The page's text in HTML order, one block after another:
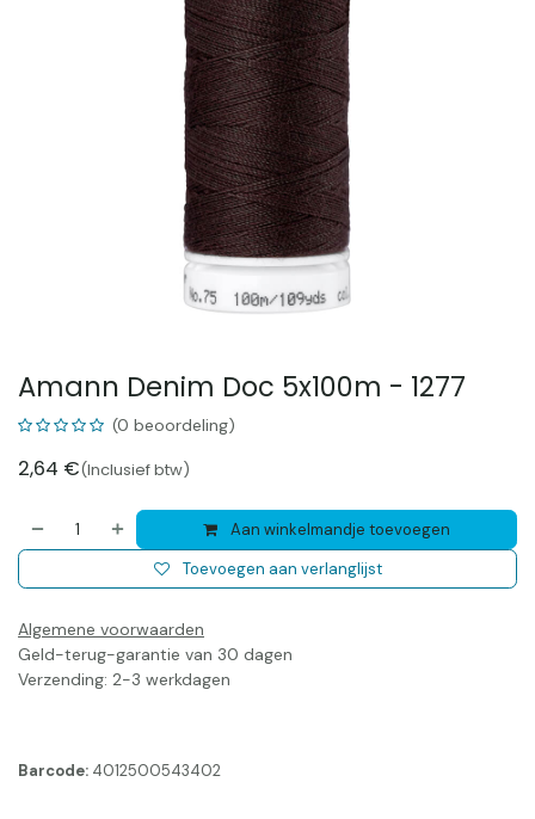
Amann Denim Doc 5x100m - 1277
(0 beoordeling)
2,64 €(Inclusief btw)
Aan winkelmandje toevoegen
Toevoegen aan verlanglijst
Algemene voorwaarden
Geld-terug-garantie van 30 dagen
Verzending: 2-3 werkdagen
Barcode: 4012500543402